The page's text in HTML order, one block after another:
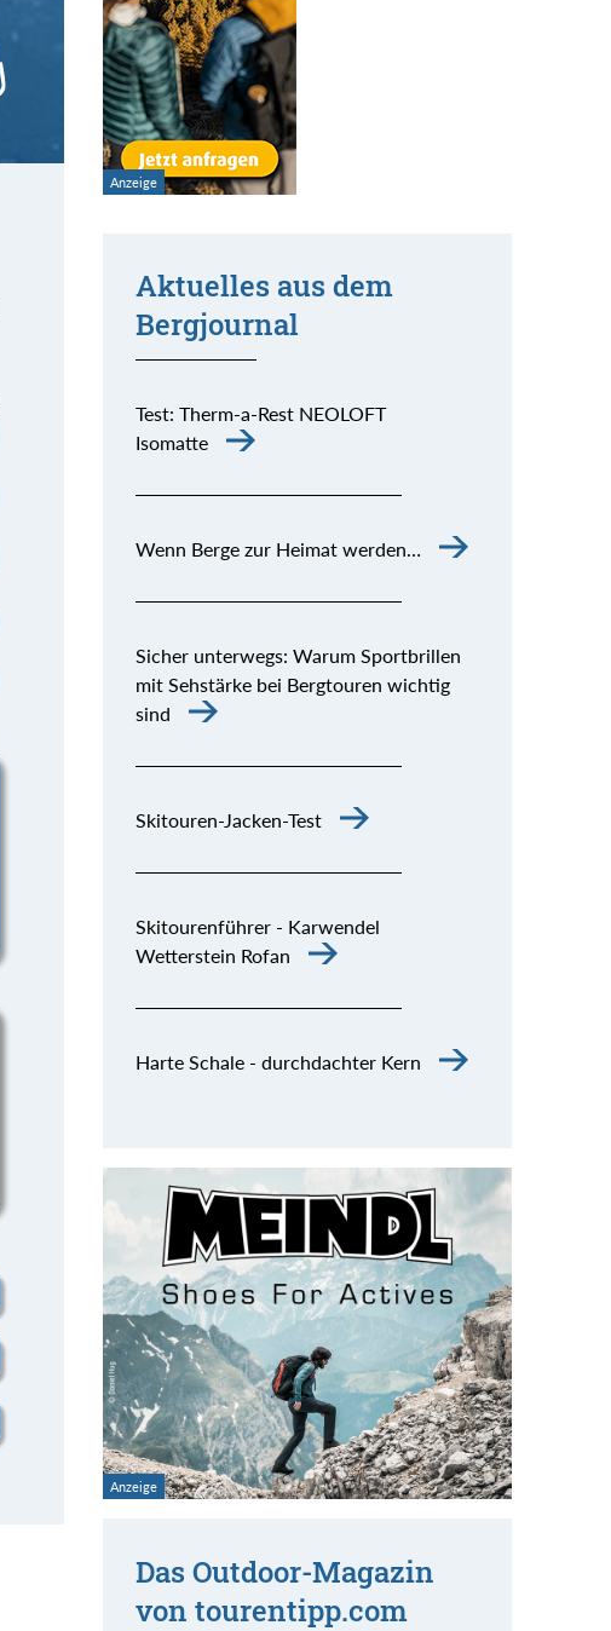
Aktuelles aus dem
Bergjournal
Test: Therm-a-Rest NEOLOFT
Isomatte
Wenn Berge zur Heimat werden…
Sicher unterwegs: Warum Sportbrillen
mit Sehstärke bei Bergtouren wichtig
sind
Skitouren-Jacken-Test
Skitourenführer - Karwendel
Wetterstein Rofan
Harte Schale - durchdachter Kern
Das Outdoor-Magazin
von tourentipp.com